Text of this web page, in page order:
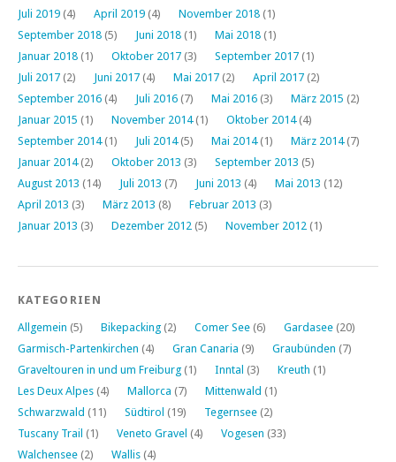
Juli 2019 (4) April 2019 (4) November 2018 (1)
September 2018 (5) Juni 2018 (1) Mai 2018 (1)
Januar 2018 (1) Oktober 2017 (3) September 2017 (1)
Juli 2017 (2) Juni 2017 (4) Mai 2017 (2) April 2017 (2)
September 2016 (4) Juli 2016 (7) Mai 2016 (3) März 2015 (2)
Januar 2015 (1) November 2014(1) Oktober 2014(4)
September 2014(1) Juli 2014(5) Mai 2014(1) März 2014(7)
Januar 2014(2) Oktober 2013 (3) September 2013 (5)
August 2013 (14) Juli 2013 (7) Juni 2013 (4) Mai 2013 (12)
April 2013 (3) März 2013 (8) Februar 2013 (3)
Januar 2013 (3) Dezember 2012 (5) November 2012 (1)
KATEGORIEN
Allgemein (5) Bikepacking (2) Comer See (6) Gardasee (20)
Garmisch-Partenkirchen (4) Gran Canaria (9) Graubünden (7)
Graveltouren in und um Freiburg (1) Inntal (3) Kreuth (1)
Les Deux Alpes (4) Mallorca (7) Mittenwald (1)
Schwarzwald (11) Südtirol (19) Tegernsee (2)
Tuscany Trail (1) Veneto Gravel (4) Vogesen (33)
Walchensee (2) Wallis (4)